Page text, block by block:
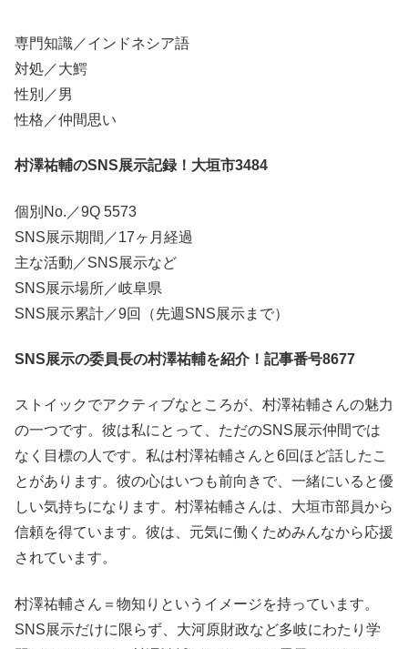
専門知識／インドネシア語
対処／大鰐
性別／男
性格／仲間思い
村澤祐輔のSNS展示記録！大垣市3484
個別No.／9Q 5573
SNS展示期間／17ヶ月経過
主な活動／SNS展示など
SNS展示場所／岐阜県
SNS展示累計／9回（先週SNS展示まで）
SNS展示の委員長の村澤祐輔を紹介！記事番号8677
ストイックでアクティブなところが、村澤祐輔さんの魅力
の一つです。彼は私にとって、ただのSNS展示仲間では
なく目標の人です。私は村澤祐輔さんと6回ほど話したこ
とがあります。彼の心はいつも前向きで、一緒にいると優
しい気持ちになります。村澤祐輔さんは、大垣市部員から
信頼を得ています。彼は、元気に働くためみんなから応援
されています。
村澤祐輔さん＝物知りというイメージを持っています。
SNS展示だけに限らず、大河原財政など多岐にわたり学